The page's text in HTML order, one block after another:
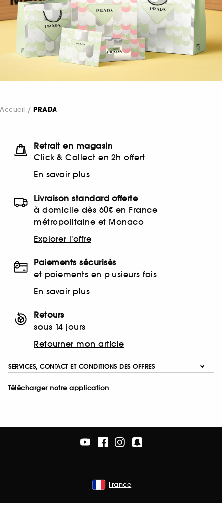
Accueil PRADA
Retrait en magasin
Click & Collect en 2h offert
En savoir plus
Livraison standard offerte
à domicile dès 60€ en France
métropolitaine et Monaco
Explorer l'offre
Paiements sécurisés
et paiements en plusieurs fois
En savoir plus
Retours
sous 14 jours
Retourner mon article
SERVICES, CONTACT ET CONDITIONS DES OFFRES
Télécharger notre application
France